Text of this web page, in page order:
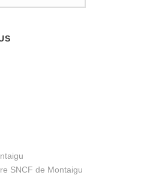
SNCF de Montaigu